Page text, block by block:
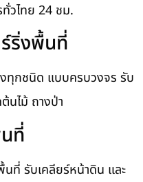
ทั่วไทย 24 ชม.
ริ่งพื้นที่
ทุกชนิด แบบครบวงจร รับ
นไม้ ถางป่า
ที่
ที่ รับเคลียร์หน้าดิน และ